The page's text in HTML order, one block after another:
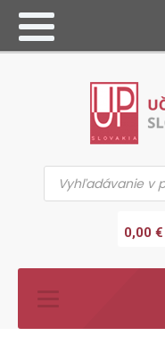
Products
search
0,00 €